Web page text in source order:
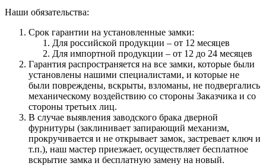
Наши обязательства:
Срок гарантии на установленные замки:
Для российской продукции – от 12 месяцев
Для импортной продукции – от 12 до 24 месяцев
Гарантия распространяется на все замки, которые были
установлены нашими специалистами, и которые не
были повреждены, вскрыты, взломаны, не подвергались
механическому воздействию со стороны Заказчика и со
стороны третьих лиц.
В случае выявления заводского брака дверной
фурнитуры (заклинивает запирающий механизм,
прокручивается и не открывает замок, застревает ключ и
т.п.), наш мастер приезжает, осуществляет бесплатное
вскрытие замка и бесплатную замену на новый.